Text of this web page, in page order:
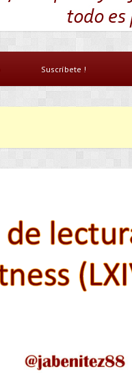
Suscríbete !